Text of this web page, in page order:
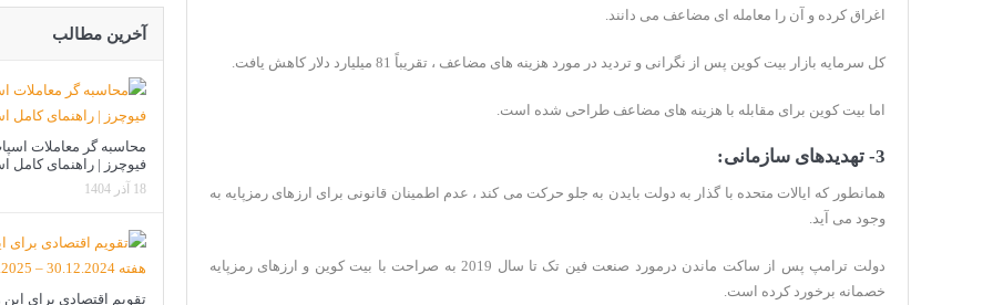
اغراق کرده و آن را معامله ای مضاعف می دانند.
کل سرمایه بازار بیت کوین پس از نگرانی و تردید در مورد هزینه های مضاعف ، تقریباً 81 میلیارد دلار کاهش یافت.
اما بیت کوین برای مقابله با هزینه های مضاعف طراحی شده است.
3- تهدیدهای سازمانی:
همانطور که ایالات متحده با گذار به دولت بایدن به جلو حرکت می کند ، عدم اطمینان قانونی برای ارزهای رمزپایه به
وجود می آید.
دولت ترامپ پس از ساکت ماندن درمورد صنعت فین تک تا سال 2019 به صراحت با بیت کوین و ارزهای رمزپایه
خصمانه برخورد کرده است.
آخرین مطالب
محاسبه گر معاملات
فیوچرز | راهنمای کامل
18 آذر 1404
تقویم اقتصادی برای این